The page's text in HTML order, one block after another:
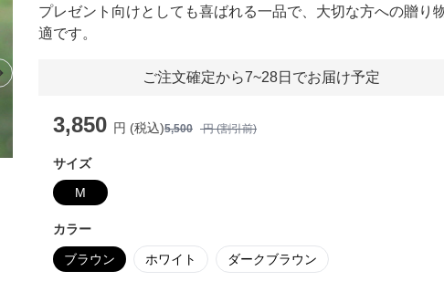
slide
プレゼント向けとしても喜ばれる一品で、大切な方への贈り
適です。
ご注文確定から7~28日でお届け予定
3,850 円 (税込)5,500 円 (割引前)
サイズ
M
カラー
ブラウン ホワイト ダークブラウン